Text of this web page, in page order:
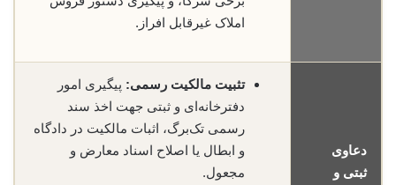
املاک غیرقابل افراز.
دعاوی
ثبتی و
تثبیت مالکیت رسمی: پیگیری امور
دفترخانه‌ای و ثبتی جهت اخذ سند
رسمی تک‌برگ، اثبات مالکیت در دادگاه
و ابطال یا اصلاح اسناد معارض و
مجعول.